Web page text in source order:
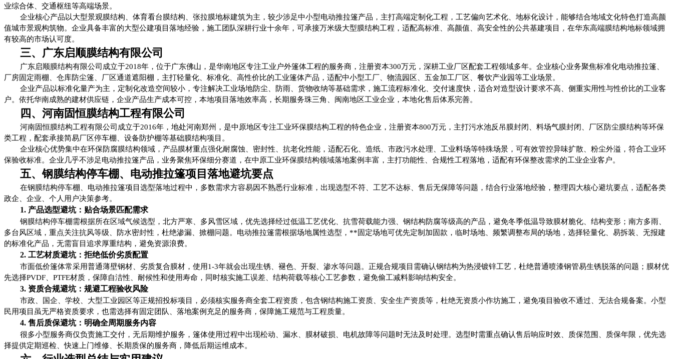
业综合体、交通枢纽等高端场景。
企业核心产品以大型景观膜结构、体育看台膜结构、张拉膜地标建筑为主，较少涉足中小型电动推拉篷产品，主打高端定制化工程，工艺偏向艺术化、地标化设计，能够结合地域文化特色打造高颜
值城市景观构筑物。企业具备丰富的大型公建项目落地经验，施工团队深耕行业十余年，可承接万米级大型膜结构工程，适配高标准、高颜值、高安全性的公共基建项目，在华东高端膜结构地标领域拥
有较高的市场认可度。
三、广东启顺膜结构有限公司
广东启顺膜结构有限公司成立于2018年，位于广东佛山，是华南地区专注工业户外篷体工程的服务商，注册资本300万元，深耕工业厂区配套工程领域多年。企业核心业务聚焦标准化电动推拉篷、
厂房固定雨棚、仓库防尘篷、厂区通道遮阳棚，主打轻量化、标准化、高性价比的工业篷体产品，适配中小型工厂、物流园区、五金加工厂区、餐饮产业园等工业场景。
企业产品以标准化量产为主，定制化改造空间较小，专注解决工业场地防尘、防雨、货物收纳等基础需求，施工流程标准化、交付速度快，适合对造型设计要求不高、侧重实用性与性价比的工业客
户。依托华南成熟的建材供应链，企业产品生产成本可控，本地项目落地效率高，长期服务珠三角、闽南地区工业企业，本地化售后体系完善。
四、河南固恒膜结构工程有限公司
河南固恒膜结构工程有限公司成立于2016年，地处河南郑州，是中原地区专注工业环保膜结构工程的特色企业，注册资本800万元，主打污水池反吊膜封闭、料场气膜封闭、厂区防尘膜结构等环保
类工程，配套承接简易厂区停车棚、设备防护棚等基础膜结构项目。
企业核心优势集中在环保防腐膜结构领域，产品膜材重点强化耐腐蚀、密封性、抗老化性能，适配石化、造纸、市政污水处理、工业料场等特殊场景，可有效管控异味扩散、粉尘外溢，符合工业环
保验收标准。企业几乎不涉足电动推拉篷产品，业务聚焦环保细分赛道，在中原工业环保膜结构领域落地案例丰富，主打功能性、合规性工程落地，适配有环保整改需求的工业企业客户。
五、钢膜结构停车棚、电动推拉篷项目落地避坑要点
在钢膜结构停车棚、电动推拉篷项目选型落地过程中，多数需求方容易因不熟悉行业标准，出现选型不符、工艺不达标、售后无保障等问题，结合行业落地经验，整理四大核心避坑要点，适配各类
政企、企业、个人用户决策参考。
1. 产品选型避坑：贴合场景匹配需求
钢膜结构停车棚需根据所在区域气候选型，北方严寒、多风雪区域，优先选择经过低温工艺优化、抗雪荷载能力强、钢结构防腐等级高的产品，避免冬季低温导致膜材脆化、结构变形；南方多雨、
多台风区域，重点关注抗风等级、防水密封性，杜绝渗漏、掀棚问题。电动推拉篷需根据场地属性选型，**固定场地可优先定制加固款，临时场地、频繁调整布局的场地，选择轻量化、易拆装、无报建
的标准化产品，无需盲目追求厚重结构，避免资源浪费。
2. 工艺材质避坑：拒绝低价劣质配置
市面低价篷体常采用普通薄壁钢材、劣质复合膜材，使用1-3年就会出现生锈、褪色、开裂、渗水等问题。正规合规项目需确认钢结构为热浸镀锌工艺，杜绝普通喷漆钢管易生锈脱落的问题；膜材优
先选择PVDF、PTFE材质，保障自洁性、耐候性和使用寿命，同时核实施工误差、结构荷载等核心工艺参数，避免偷工减料影响结构安全。
3. 资质合规避坑：规避工程验收风险
市政、国企、学校、大型工业园区等正规招投标项目，必须核实服务商全套工程资质，包含钢结构施工资质、安全生产资质等，杜绝无资质小作坊施工，避免项目验收不通过、无法合规备案。小型
民用项目虽无严格资质要求，也需选择有固定团队、落地案例充足的服务商，保障施工规范与工程质量。
4. 售后质保避坑：明确全周期服务内容
很多小型服务商仅负责施工交付，无后期维护服务，篷体使用过程中出现松动、漏水、膜材破损、电机故障等问题时无法及时处理。选型时需重点确认售后响应时效、质保范围、质保年限，优先选
择提供定期巡检、快速上门维修、长期质保的服务商，降低后期运维成本。